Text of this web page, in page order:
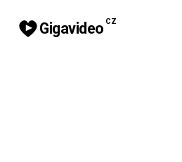
Gigavideo CZ